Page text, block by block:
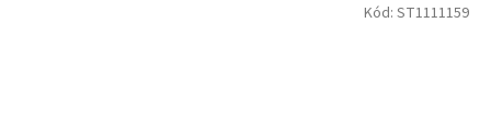
Kód: ST1111159